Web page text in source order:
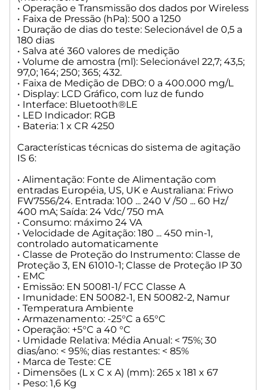
• Operação e Transmissão dos dados por Wireless
• Faixa de Pressão (hPa): 500 a 1250
• Duração de dias do teste: Selecionável de 0,5 a
180 dias
• Salva até 360 valores de medição
• Volume de amostra (ml): Selecionável 22,7; 43,5;
97,0; 164; 250; 365; 432.
• Faixa de Medição de DBO: 0 a 400.000 mg/L
• Display: LCD Gráfico, com luz de fundo
• Interface: Bluetooth®LE
• LED Indicador: RGB
• Bateria: 1 x CR 4250
Características técnicas do sistema de agitação
IS 6:
• Alimentação: Fonte de Alimentação com
entradas Européia, US, UK e Australiana: Friwo
FW7556/24. Entrada: 100 ... 240 V /50 ... 60 Hz/
400 mA; Saída: 24 Vdc/ 750 mA
• Consumo: máximo 24 VA
• Velocidade de Agitação: 180 ... 450 min-1,
controlado automaticamente
• Classe de Proteção do Instrumento: Classe de
Proteção 3, EN 61010-1; Classe de Proteção IP 30
• EMC
• Emissão: EN 50081-1/ FCC Classe A
• Imunidade: EN 50082-1, EN 50082-2, Namur
• Temperatura Ambiente
• Armazenamento: -25°C a 65°C
• Operação: +5°C a 40 °C
• Umidade Relativa: Média Anual: < 75%; 30
dias/ano: < 95%; dias restantes: < 85%
• Marca de Teste: CE
• Dimensões (L x C x A) (mm): 265 x 181 x 67
• Peso: 1,6 Kg